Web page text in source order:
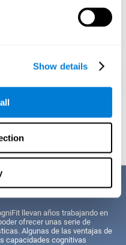
Show details
neuronales después de
llevan años trabajando en
ofrecer unas serie de
Algunas de las ventajas de
capacidades cognitivas